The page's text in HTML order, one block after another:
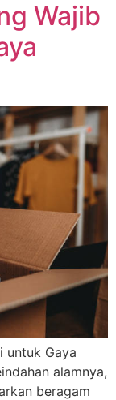
Wajib
untuk Gaya
alamnya,
beragam